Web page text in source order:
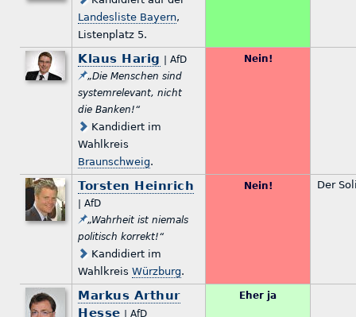
Landesliste Bayern,
Listenplatz 5.
Klaus Harig
| AfD
„Die Menschen sind
systemrelevant, nicht
die Banken!“
Kandidiert im
Wahlkreis
Braunschweig.
Nein!
Torsten Heinrich
| AfD
„Wahrheit ist niemals
politisch korrekt!“
Kandidiert im
WahlkreisWürzburg.
Nein! Der
Markus Arthur
Hesse | AfD
Eher ja